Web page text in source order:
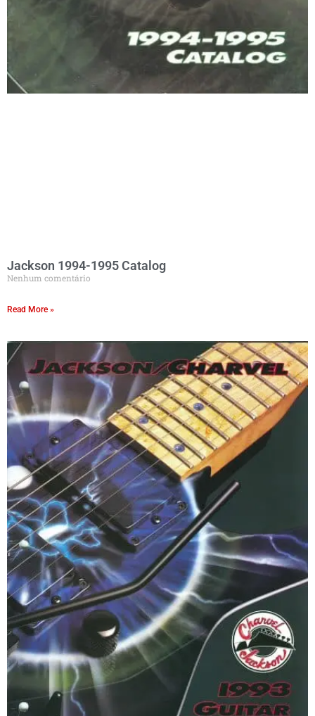
Jackson 1994-1995 Catalog
Nenhum comentário
Read More »